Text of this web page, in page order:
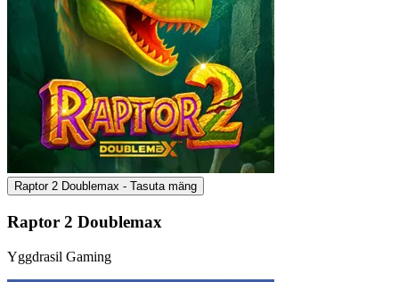
Raptor 2 Doublemax - Tasuta mäng
Raptor 2 Doublemax
Yggdrasil Gaming